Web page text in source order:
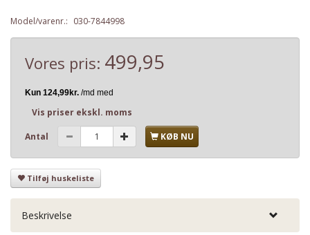
Model/varenr.: 030-7844998
Vores pris: 499,95
Vis priser ekskl. moms
Antal KØB NU
Tilføj huskeliste
Beskrivelse